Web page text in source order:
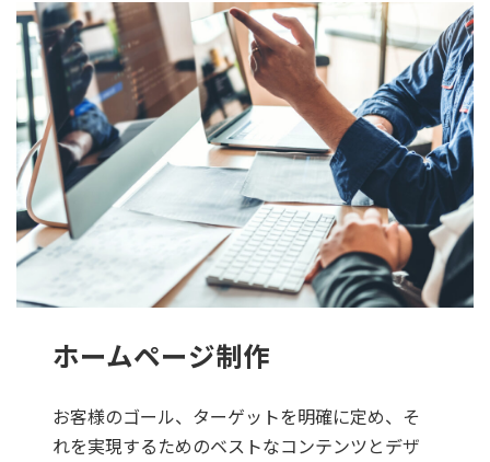
ホームページ制作
お客様のゴール、ターゲットを明確に定め、そ
れを実現するためのベストなコンテンツとデザ